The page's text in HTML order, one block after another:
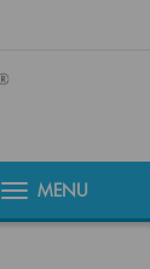
MENU